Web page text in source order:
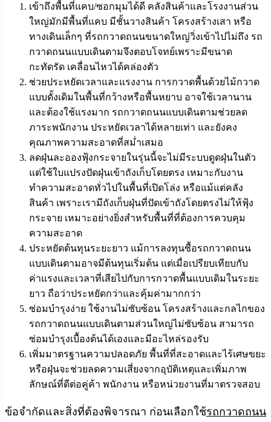
เข้าถึงพื้นที่แคบ/ซอกมุมได้ดี คลังสินค้าและโรงงานส่วน
ใหญ่มักมีพื้นที่แคบ มีชั้นวางสินค้า โครงสร้างเสา หรือ
ทางเดินเล็กๆ ที่รถกวาดถนนขนาดใหญ่วิ่งเข้าไปไม่ถึง รถ
กวาดถนนแบบเดินตามจึงตอบโจทย์เพราะมีขนาด
กะทัดรัด เคลื่อนไหวได้คล่องตัว
ช่วยประหยัดเวลาและแรงงาน การกวาดพื้นด้วยไม้กวาด
แบบดั้งเดิมในพื้นที่กว้างหรือพื้นหยาบ อาจใช้เวลานาน
และต้องใช้แรงมาก รถกวาดถนนแบบเดินตามช่วยลด
ภาระพนักงาน ประหยัดเวลาได้หลายเท่า และยังคง
คุณภาพความสะอาดที่สม่ำเสมอ
ลดฝุ่นละอองฟุ้งกระจายในรุ่นนี้จะไม่มีระบบดูดฝุ่นในตัว
แต่ใช้ใบแปรงปัดฝุ่นเข้าถังเก็บโดยตรง เหมาะกับงาน
ทำความสะอาดทั่วไปในพื้นที่เปิดโล่ง หรือแม้แต่คลัง
สินค้า เพราะเรามีถังเก็บฝุ่นที่ปัดเข้าถังโดยตรงไม่ให้ฟุ้ง
กระจาย เหมาะอย่างยิ่งสำหรับพื้นที่ที่ต้องการควบคุม
ความสะอาด
ประหยัดต้นทุนระยะยาว แม้การลงทุนซื้อรถกวาดถนน
แบบเดินตามอาจมีต้นทุนเริ่มต้น แต่เมื่อเปรียบเทียบกับ
ค่าแรงและเวลาที่เสียไปกับการกวาดพื้นแบบเดิมในระยะ
ยาว ถือว่าประหยัดกว่าและคุ้มค่ามากกว่า
ซ่อมบำรุงง่าย ใช้งานไม่ซับซ้อน โครงสร้างและกลไกของ
รถกวาดถนนแบบเดินตามส่วนใหญ่ไม่ซับซ้อน สามารถ
ซ่อมบำรุงเบื้องต้นได้เองและมีอะไหล่รองรับ
เพิ่มมาตรฐานความปลอดภัย พื้นที่ที่สะอาดและไร้เศษขยะ
หรือฝุ่นจะช่วยลดความเสี่ยงจากอุบัติเหตุและเพิ่มภาพ
ลักษณ์ที่ดีต่อคู่ค้า พนักงาน หรือหน่วยงานที่มาตรวจสอบ
ข้อจำกัดและสิ่งที่ต้องพิจารณา ก่อนเลือกใช้รถกวาดถนน